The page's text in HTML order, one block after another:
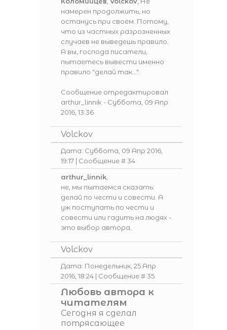
намерен продолжить, но
останусь при своём. Потому,
что из частных разрозненных
случаев не выведешь правило.
А вы, господа писатели,
пытаетесь вывести именно
правило "делай так...".
Сообщение отредактировал
arthur_linnik - Суббота, 09 Апр
2016, 13:36
Volckov
Дата: Суббота, 09 Апр 2016,
19:17 | Сообщение #34
arthur_linnik
не, мы пытаемся сказать:
делай по чести и совести. А
уж поступать по чести и
совести или гадить на людях -
это выбор автора.
Volckov
Дата: Понедельник, 25 Апр
2016, 18:24 | Сообщение #35
Любовь автора к
читателям
Сегодня я сделал
потрясающее